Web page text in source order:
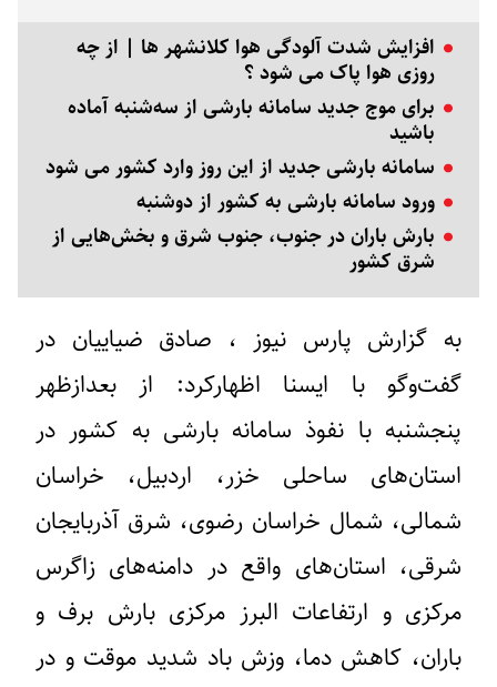
افزایش شدت آلودگی هوا کلانشهر ها | از چه
روزی هوا پاک می شود ؟
برای موج جدید سامانه بارشی از سه‌شنبه آماده
باشید
سامانه بارشی جدید از این روز وارد کشور می شود
ورود سامانه بارشی به کشور از دوشنبه
بارش باران در جنوب، جنوب شرق و بخش‌هایی از
شرق کشور
به گزارش پارس نیوز ، صادق ضیاییان در
گفت‌وگو با ایسنا اظهارکرد: از بعدازظهر
پنجشنبه با نفوذ سامانه بارشی به کشور در
استان‌های ساحلی خزر، اردبیل، خراسان
شمالی، شمال خراسان رضوی، شرق آذربایجان
شرقی، استان‌های واقع در دامنه‌های زاگرس
مرکزی و ارتفاعات البرز مرکزی بارش برف و
باران، کاهش دما، وزش باد شدید موقت و در